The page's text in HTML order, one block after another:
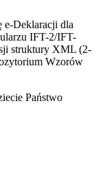
e-Deklaracji dla
IFT-2/IFT-
struktury XML (2-
Wzorów
Państwo